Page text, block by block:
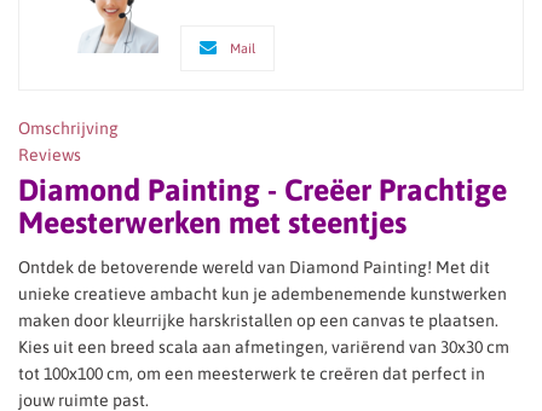
Mail
Omschrijving
Reviews
Diamond Painting - Creëer Prachtige
Meesterwerken met steentjes
Ontdek de betoverende wereld van Diamond Painting! Met dit
unieke creatieve ambacht kun je adembenemende kunstwerken
maken door kleurrijke harskristallen op een canvas te plaatsen.
Kies uit een breed scala aan afmetingen, variërend van 30x30 cm
tot 100x100 cm, om een meesterwerk te creëren dat perfect in
jouw ruimte past.